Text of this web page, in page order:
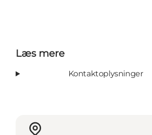
Læs mere
Kontaktoplysninger